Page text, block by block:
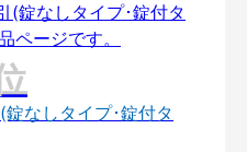
なしタイプ･錠付タ